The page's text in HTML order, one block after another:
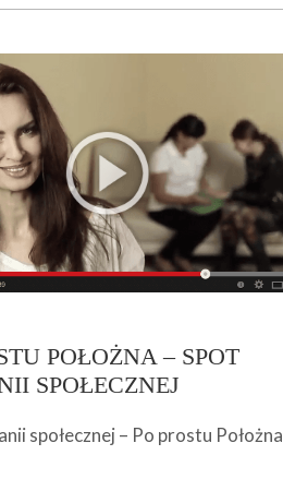
POŁOŻNA – SPOT
SPOŁECZNEJ
społecznej – Po prostu Położna